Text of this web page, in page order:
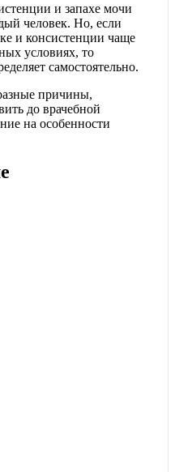
и запахе мочи
человек. Но, если
и консистенции чаще
условиях, то
самостоятельно.
причины,
до врачебной
на особенности